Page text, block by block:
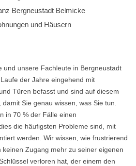
Bergneustadt Belmicke
und Häusern
und unsere Fachleute in Bergneustadt
der Jahre eingehend mit
Türen befasst und sind auf diesem
Sie genau wissen, was Sie tun.
in 70 % der Fälle einen
die häufigsten Probleme sind, mit
werden. Wir wissen, wie frustrierend
Zugang mehr zu seiner eigenen
verloren hat, der einem den